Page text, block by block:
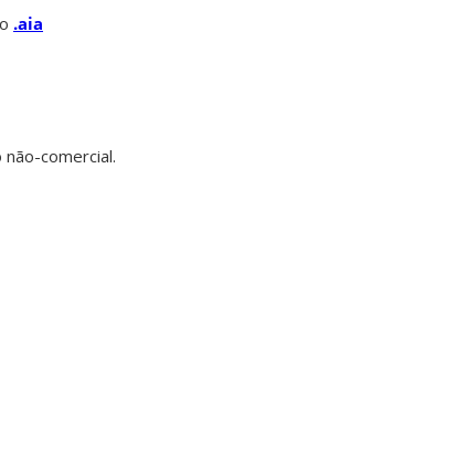
.aia
comercial.